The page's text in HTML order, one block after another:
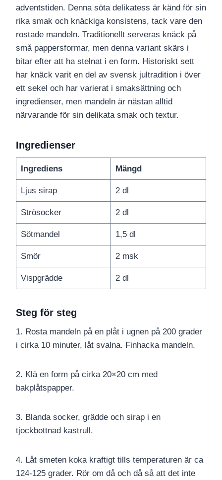
adventstiden. Denna söta delikatess är känd för sin
rika smak och knäckiga konsistens, tack vare den
rostade mandeln. Traditionellt serveras knäck på
små pappersformar, men denna variant skärs i
bitar efter att ha stelnat i en form. Historiskt sett
har knäck varit en del av svensk jultradition i över
ett sekel och har varierat i smaksättning och
ingredienser, men mandeln är nästan alltid
närvarande för sin delikata smak och textur.
Ingredienser
Ingrediens Mängd
Ljus sirap 2 dl
Strösocker 2 dl
Sötmandel 1,5 dl
Smör 2 msk
Vispgrädde 2 dl
Steg för steg
1. Rosta mandeln på en plåt i ugnen på 200 grader
i cirka 10 minuter, låt svalna. Finhacka mandeln.
2. Klä en form på cirka 20×20 cm med
bakplåtspapper.
3. Blanda socker, grädde och sirap i en
tjockbottnad kastrull.
4. Låt smeten koka kraftigt tills temperaturen är ca
124-125 grader. Rör om då och då så att det inte